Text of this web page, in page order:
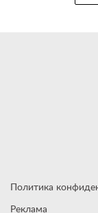
Политика
Реклама